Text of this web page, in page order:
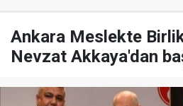
Ankara Meslekte
Nevzat Akkaya'dan